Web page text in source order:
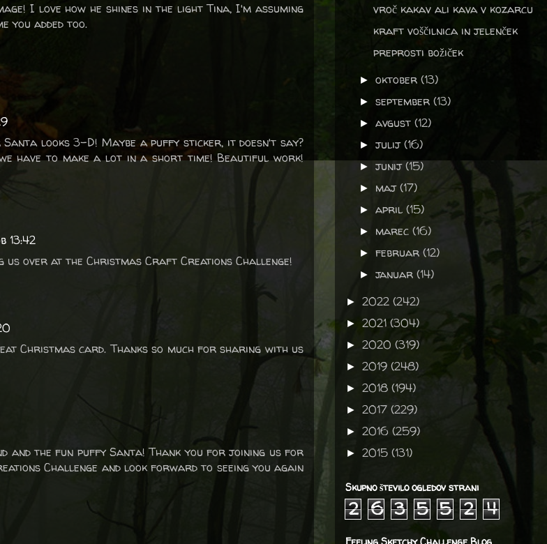
I love how he shines in the light Tina, I'm assuming
you added too.
looks 3-D! Maybe a puffy sticker, it doesn't say?
have to make a lot in a short time! Beautiful work!
13:42
us over at the Christmas Craft Creations Challenge!
Christmas card. Thanks so much for sharing with us
and the fun puffy Santa! Thank you for joining us for
Challenge and look forward to seeing you again
vroč kakav ali kava v kozarcu
kraft voščilnica in jelenček
preprosti božiček
►oktober(13)
►september(13)
►avgust(12)
►julij(16)
►junij(15)
► maj(17)
►april(15)
► marec(16)
►februar(12)
►januar(14)
► 2022 (242)
► 2021 (304)
► 2020 (319)
► 2019 (248)
► 2018 (194)
► 2017 (229)
► 2016 (259)
► 2015 (131)
Skupno število ogledov strani
2 6 3 5 5 2 4